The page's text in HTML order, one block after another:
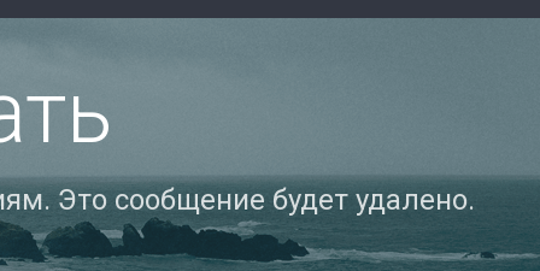
Это сообщение будет удалено.